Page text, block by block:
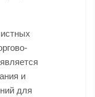
и
для